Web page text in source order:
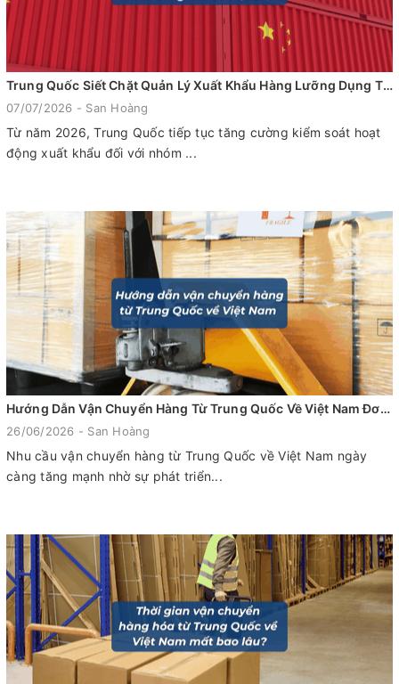
Trung Quốc Siết Chặt Quản Lý Xuất Khẩu Hàng Lưỡng Dụng Theo Công Văn Số 77/2026 Của Tổng Cục Hải Quan Trung Quốc
07/07/2026 - San Hoàng
Từ năm 2026, Trung Quốc tiếp tục tăng cường kiểm soát hoạt
động xuất khẩu đối với nhóm ...
Hướng Dẫn Vận Chuyển Hàng Từ Trung Quốc Về Việt Nam Đơn Giản, Chi Tiết Từ A-Z
26/06/2026 - San Hoàng
Nhu cầu vận chuyển hàng từ Trung Quốc về Việt Nam ngày
càng tăng mạnh nhờ sự phát triển...